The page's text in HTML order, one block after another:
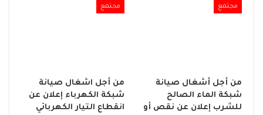
مجتمع
من أجل أشغال صيانة
شبكة الماء الصالح
للشرب إعلان عن نقص أو
مجتمع
من أجل اشغال صيانة
شبكة الكهرباء إعلان عن
انقطاع التيار الكهربائي